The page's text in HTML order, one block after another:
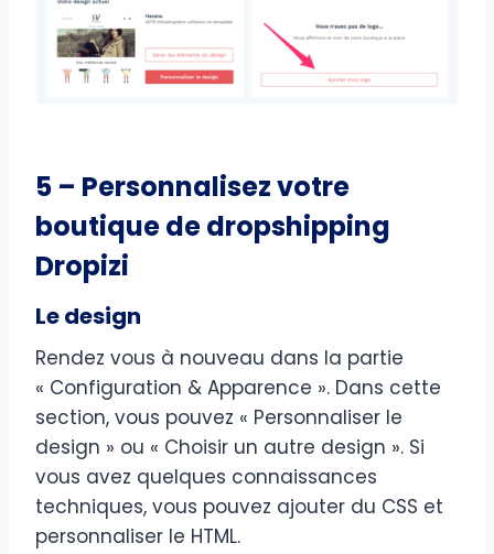
5 – Personnalisez votre
boutique de dropshipping
Dropizi
Le design
Rendez vous à nouveau dans la partie
« Configuration & Apparence ». Dans cette
section, vous pouvez « Personnaliser le
design » ou « Choisir un autre design ». Si
vous avez quelques connaissances
techniques, vous pouvez ajouter du CSS et
personnaliser le HTML.